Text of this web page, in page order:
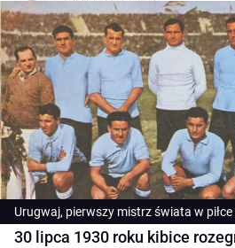
Urugwaj, pierwszy mistrz świata w
30 lipca 1930 roku kibice